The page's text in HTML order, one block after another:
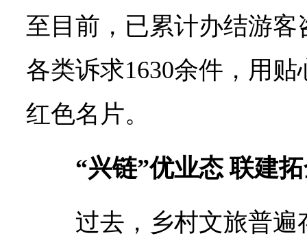
至目前，已累计办结游
各类诉求1630余件，用
红色名片。
“兴链”优业态 联建
过去，乡村文旅普